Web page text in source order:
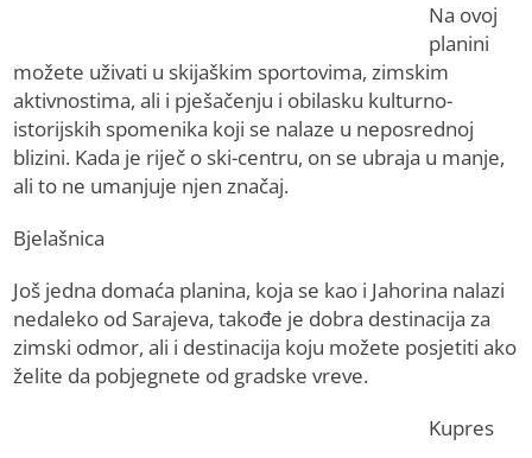
Na ovoj
planini
možete uživati u skijaškim sportovima, zimskim
aktivnostima, ali i pješačenju i obilasku kulturno-
istorijskih spomenika koji se nalaze u neposrednoj
blizini. Kada je riječ o ski-centru, on se ubraja u manje,
ali to ne umanjuje njen značaj.
Bjelašnica
Još jedna domaća planina, koja se kao i Jahorina nalazi
nedaleko od Sarajeva, takođe je dobra destinacija za
zimski odmor, ali i destinacija koju možete posjetiti ako
želite da pobjegnete od gradske vreve.
Kupres